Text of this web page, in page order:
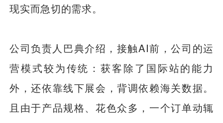
现实而急切的需求。
公司负责人巴典介绍，接触AI前，公司的运
营模式较为传统：获客除了国际站的能力
外，还依靠线下展会，背调依赖海关数据。
且由于产品规格、花色众多，一个订单动辄